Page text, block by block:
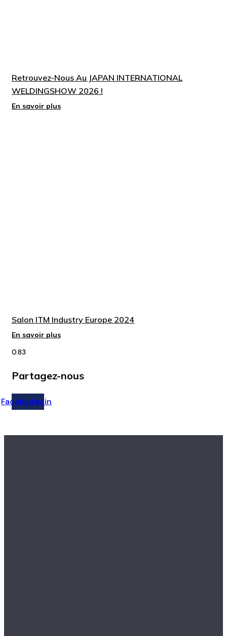
Retrouvez-Nous Au JAPAN INTERNATIONAL
WELDINGSHOW 2026 !
En savoir plus
Salon ITM Industry Europe 2024
En savoir plus
Partagez-nous
Facebook
Linkedin